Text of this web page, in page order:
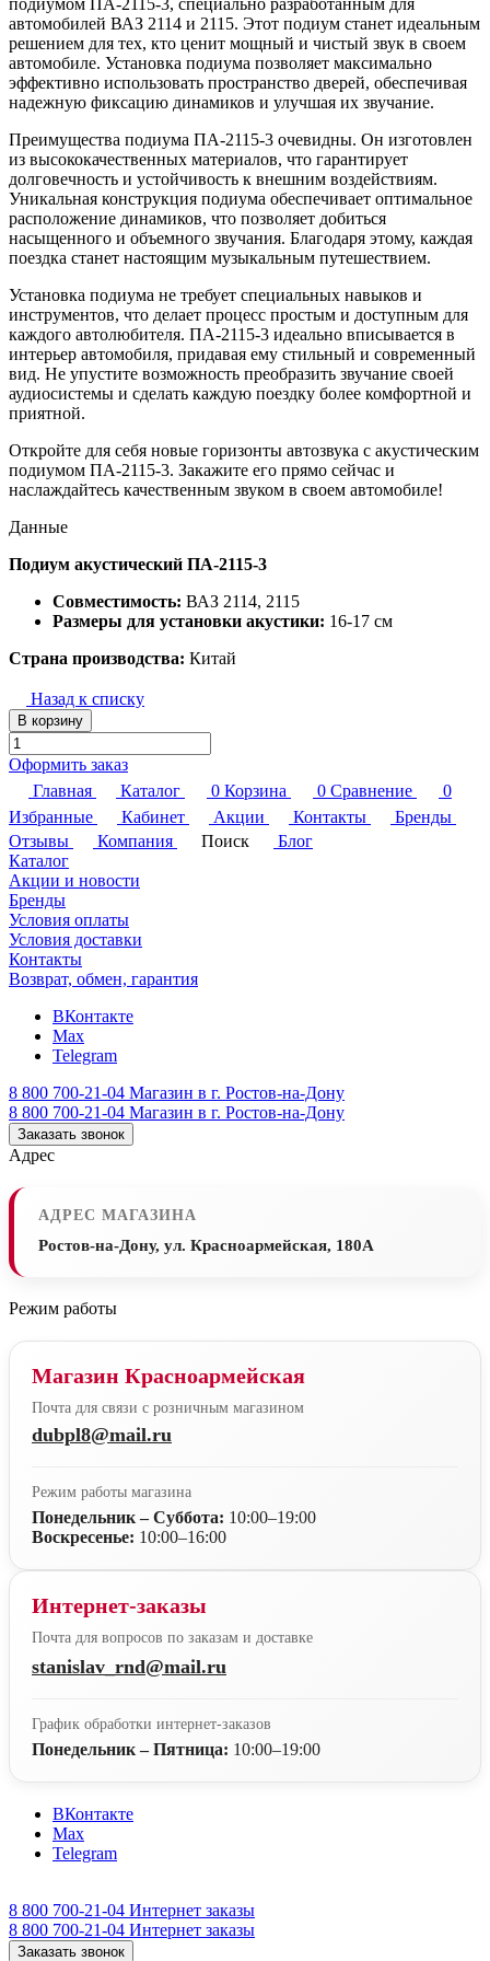
автомобилей ВАЗ 2114 и 2115. Этот подиум станет идеальным
решением для тех, кто ценит мощный и чистый звук в своем
автомобиле. Установка подиума позволяет максимально
эффективно использовать пространство дверей, обеспечивая
надежную фиксацию динамиков и улучшая их звучание.
Преимущества подиума ПА-2115-3 очевидны. Он изготовлен
из высококачественных материалов, что гарантирует
долговечность и устойчивость к внешним воздействиям.
Уникальная конструкция подиума обеспечивает оптимальное
расположение динамиков, что позволяет добиться
насыщенного и объемного звучания. Благодаря этому, каждая
поездка станет настоящим музыкальным путешествием.
Установка подиума не требует специальных навыков и
инструментов, что делает процесс простым и доступным для
каждого автолюбителя. ПА-2115-3 идеально вписывается в
интерьер автомобиля, придавая ему стильный и современный
вид. Не упустите возможность преобразить звучание своей
аудиосистемы и сделать каждую поездку более комфортной и
приятной.
Откройте для себя новые горизонты автозвука с акустическим
подиумом ПА-2115-3. Закажите его прямо сейчас и
наслаждайтесь качественным звуком в своем автомобиле!
Данные
Подиум акустический ПА-2115-3
Совместимость: ВАЗ 2114, 2115
Размеры для установки акустики: 16-17 см
Страна производства: Китай
Назад к списку
В корзину
Оформить заказ
Главная
Каталог 0 Корзина 0 Сравнение
0
Избранные
Кабинет Акции Контакты
Бренды
Отзывы
Компания Поиск
Блог
Каталог
Акции и новости
Бренды
Условия оплаты
Условия доставки
Контакты
Возврат, обмен, гарантия
ВКонтакте
Max
Telegram
8 800 700-21-04 Магазин в г. Ростов-на-Дону
8 800 700-21-04 Магазин в г. Ростов-на-Дону
Заказать звонок
Адрес
АДРЕС МАГАЗИНА
Ростов-на-Дону, ул. Красноармейская, 180А
Режим работы
Магазин Красноармейская
Почта для связи с розничным магазином
dubpl8@mail.ru
Режим работы магазина
Понедельник – Суббота: 10:00–19:00
Воскресенье: 10:00–16:00
Интернет-заказы
Почта для вопросов по заказам и доставке
stanislav_rnd@mail.ru
График обработки интернет-заказов
Понедельник – Пятница: 10:00–19:00
ВКонтакте
Max
Telegram
8 800 700-21-04 Интернет заказы
8 800 700-21-04 Интернет заказы
Заказать звонок